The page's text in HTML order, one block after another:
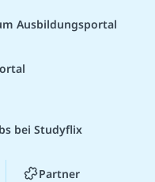
Ausbildungsportal
bei Studyflix
Partner